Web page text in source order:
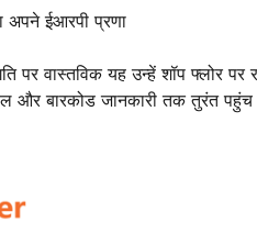
अपने ईआरपी प्रणा
पर वास्तविक यह उन्हें शॉप फ्लोर पर
बारकोड जानकारी तक तुरंत पहुंच